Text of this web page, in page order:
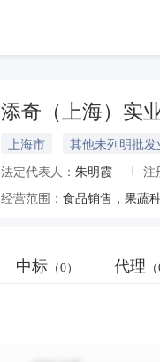
添奇（上海）实
上海市 其他未列明批发
法定代表人： 朱明霞 注
经营范围：
中标 （0） 代理